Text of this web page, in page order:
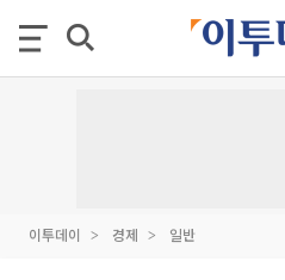
이투데이 경제 일반